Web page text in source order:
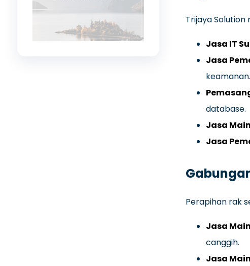
Trijaya
Jasa IT
Jasa
keamanan.
database.
Jasa
Jasa
Perapihan rak
Jasa
canggih.
Jasa